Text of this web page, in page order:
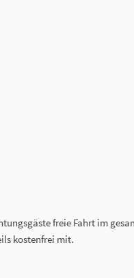
freie Fahrt im
kostenfrei mit.